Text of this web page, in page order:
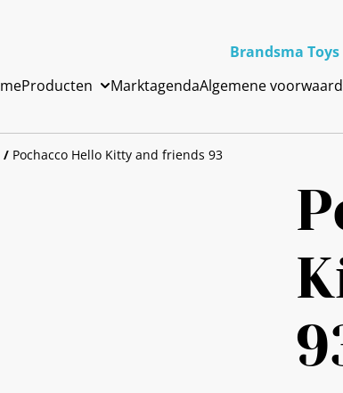
Brandsma Toys
Producten MarktagendaAlgemene
/ Pochacco Hello Kitty and friends 93